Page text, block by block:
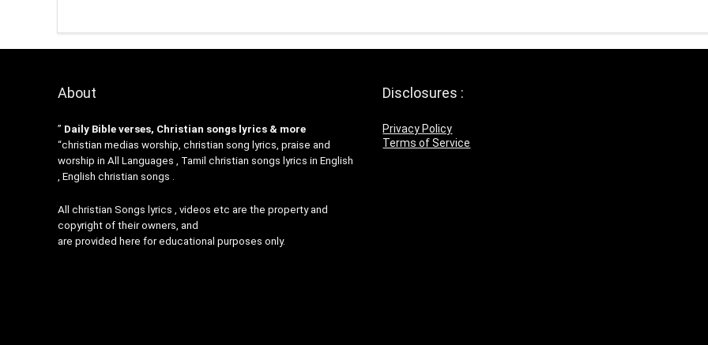
About
” Daily Bible verses, Christian songs lyrics & more
“christian medias worship, christian song lyrics, praise and
worship in All Languages , Tamil christian songs lyrics in English
, English christian songs .
All christian Songs lyrics , videos etc are the property and
copyright of their owners, and
are provided here for educational purposes only.
Disclosures :
Privacy Policy
Terms of Service